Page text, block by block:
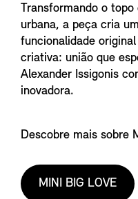
Transformando o
urbana, a peça cria
funcionalidade
criativa: união que
Alexander Issigonis
inovadora.
Descobre mais sobre
MINI BIG LOVE